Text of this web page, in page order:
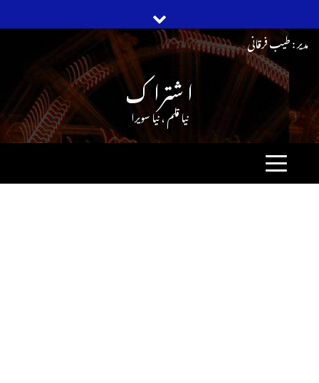
content
مدیر : طیب فرقانی
ا شترا ک
نیا قلم ، نیا سویرا